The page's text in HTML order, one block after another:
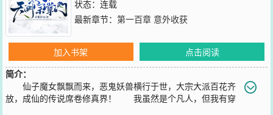
状态：连载
最新章节： 第一百章 意外收获
加入书架
点击阅读
简介：
仙子魔女飘飘而来，恶鬼妖兽横行于世，大宗大派百花齐
放，成仙的传说席卷修真界！ 我虽然是个凡人，但我有穿